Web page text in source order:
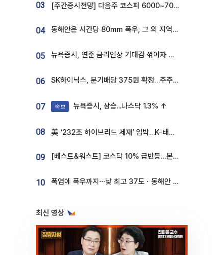
03 [주간증시전망] 다음주 코스피 6000~7000⋯“外人 수급은 정책이 변수”
04 동해안은 시간당 80㎜ 폭우, 그 외 지역은 폭염…‘극과 극 날씨’
05 뉴욕증시, 연준 금리인상 기대감 꺾이자 상승...S&P500 사상 최고치 [종합]
06 SK하이닉스, 분기배당 375원 확정…주주환원책 9월로 앞당겨 발표
07 속보 뉴욕증시, 상승...나스닥 1.3% ↑
08 美 ‘232조 하이브리드 제재’ 임박…K-태양광, 불확실성 털고 날개 다나
09 [베스트&워스트] 코스닥 10% 급반등…본느, 최대주주 변경 기대에 270% 폭등
10 폭염에 폭우까지⋯낮 최고 37도ㆍ동해안 강한 비 [날씨]
최신 영상